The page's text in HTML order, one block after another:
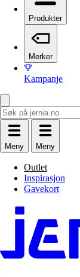
Produkter
Merker
Kampanje
Meny Meny
Outlet
Inspirasjon
Gavekort